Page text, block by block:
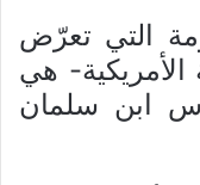
التي تعرّض
الأمريكية- هي
ابن سلمان